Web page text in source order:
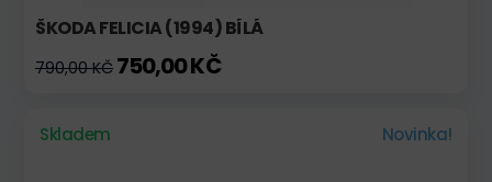
ŠKODA FELICIA (1994) BÍLÁ
790,00 KČ 750,00 KČ
Skladem Novinka!